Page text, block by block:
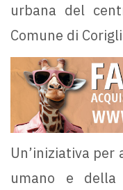
urbana del
Comune di
Un’iniziativa
umano e